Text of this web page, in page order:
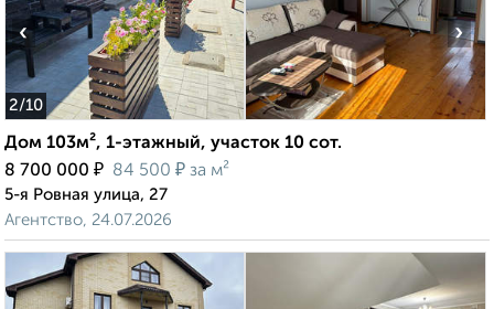
2/10
‹ ›
Дом 103м², 1-этажный, участок 10 сот.
8 700 000 ₽ 84 500 ₽ за м²
5-я Ровная улица, 27
Агентство, 24.07.2026